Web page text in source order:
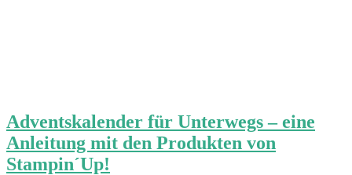
Adventskalender für Unterwegs – eine
Anleitung mit den Produkten von
Stampin´Up!